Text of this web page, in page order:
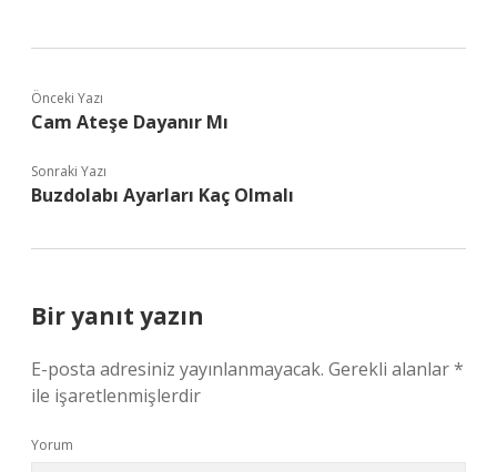
Önceki Yazı
Cam Ateşe Dayanır Mı
Sonraki Yazı
Buzdolabı Ayarları Kaç Olmalı
Bir yanıt yazın
E-posta adresiniz yayınlanmayacak. Gerekli alanlar*
ile işaretlenmişlerdir
Yorum